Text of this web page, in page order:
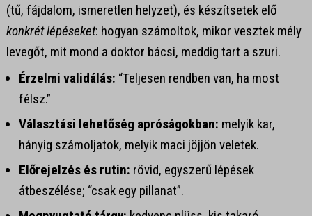
(tű, fájdalom, ismeretlen helyzet), és készítsetek elő
konkrét lépéseket: hogyan számoltok, mikor vesztek mély
levegőt, mit mond a doktor bácsi, meddig tart a szuri.
Érzelmi validálás: “Teljesen rendben van, ha most
félsz.”
Választási lehetőség apróságokban: melyik kar,
hányig számoljatok, melyik maci jöjjön veletek.
Előrejelzés és rutin: rövid, egyszerű lépések
átbeszélése; “csak egy pillanat”.